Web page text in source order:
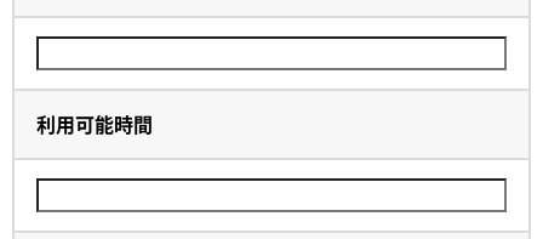
利用可能時間